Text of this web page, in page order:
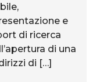
e
di ricerca
di una
di […]